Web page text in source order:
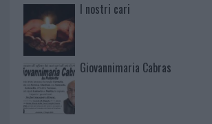
I nostri cari
Giovannimaria Cabras